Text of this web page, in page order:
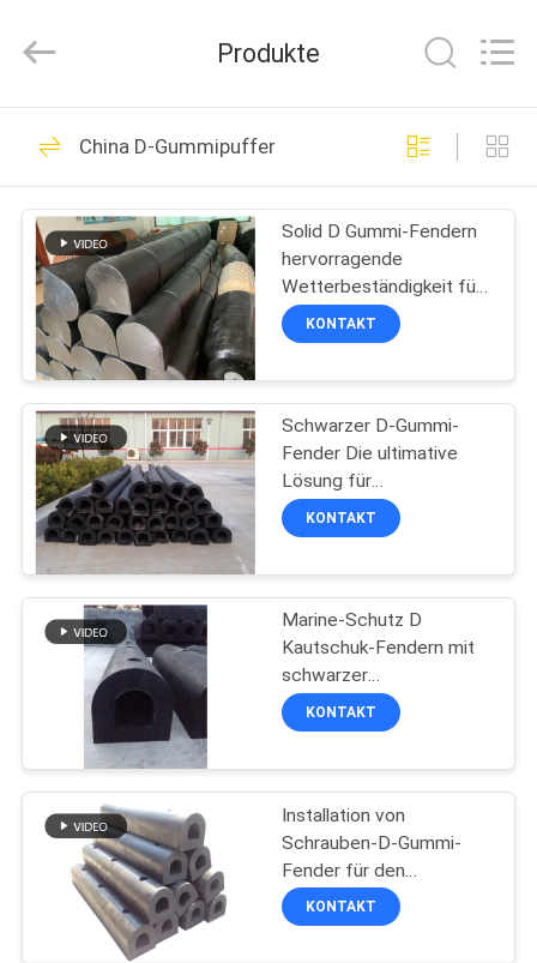
HAUS
PRODUKTE
VR
SHOW
ÜBER
UNS
FABRIK-
AUSFLUG
QUALITÄTSKONTROLLE
TRETEN
MIT
UNS
VERBINDUNG
Products
Rights
Pneumatische
Marine Fenders
69
Sich hin- und
herbewegender
pneumatischer
Fender
27
Pneumatische
Fender Yokohamas
62
Produkte
China D-Gummipuffer
Solid D Gummi-Fendern
hervorragende
Wetterbeständigkeit für
anspruchsvolle
Anwendungen
KONTAKT
Schwarzer D-Gummi-
Fender Die ultimative
Lösung für
Marineanwendungen
KONTAKT
Marine-Schutz D
Kautschuk-Fendern mit
schwarzer
Kautschukkonstruktion
KONTAKT
Installation von
Schrauben-D-Gummi-
Fender für den
individuellen
Anlegeschutz
KONTAKT